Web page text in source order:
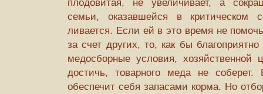
плодовитая, не увеличивает, а
семьи, оказавшейся в критическом
ливается. Если ей в это время не
за счет других, то, как бы
медосборные условия, хозяйственной
достичь, товарного меда не
обеспечит себя запасами корма. Но